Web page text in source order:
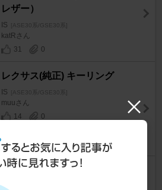
レザー）
IS [ASE30系/GSE30系]
katRさん
31
0
レクサス(純正) キーリング
IS [ASE30系/GSE30系]
muuさん
14
0
レクサス(純正) ドアハンドルカ
バー